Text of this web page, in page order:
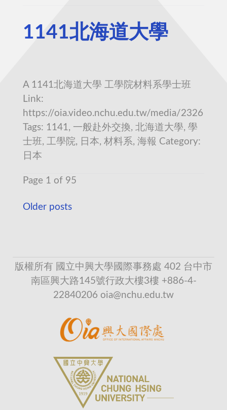
1141北海道大學
A 1141北海道大學 工學院材料系學士班
Link:
https://oia.video.nchu.edu.tw/media/2326
Tags: 1141, 一般赴外交換, 北海道大學, 學
士班, 工學院, 日本, 材料系, 海報 Category:
日本
Page 1 of 95
Older posts
版權所有 國立中興大學國際事務處 402 台中市
南區興大路145號行政大樓3樓 +886-4-
22840206 oia@nchu.edu.tw